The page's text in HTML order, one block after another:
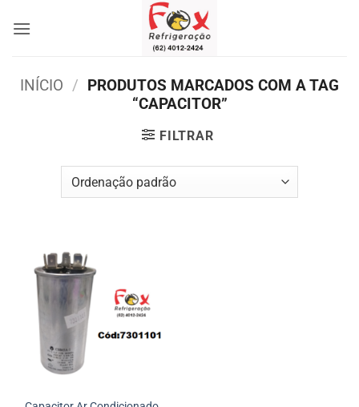
INÍCIO / PRODUTOS MARCADOS COM A TAG
“CAPACITOR”
FILTRAR